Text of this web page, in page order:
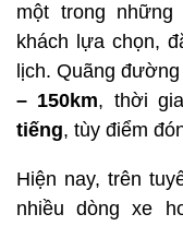
một trong
khách lựa chọn,
lịch. Quãng
– 150km, thời
tiếng, tùy điểm
Hiện nay, trên
nhiều dòng xe